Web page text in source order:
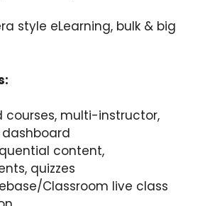
style eLearning, bulk & big
courses, multi-instructor,
content,
quizzes
Classroom live class